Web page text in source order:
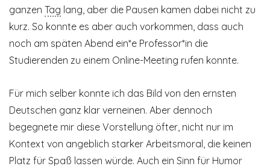
ganzen Tag lang, aber die Pausen kamen dabei nicht zu
kurz. So konnte es aber auch vorkommen, dass auch
noch am späten Abend ein*e Professor*in die
Studierenden zu einem Online-Meeting rufen konnte.
Für mich selber konnte ich das Bild von den ernsten
Deutschen ganz klar verneinen. Aber dennoch
begegnete mir diese Vorstellung öfter, nicht nur im
Kontext von angeblich starker Arbeitsmoral, die keinen
Platz für Spaß lassen würde. Auch ein Sinn für Humor